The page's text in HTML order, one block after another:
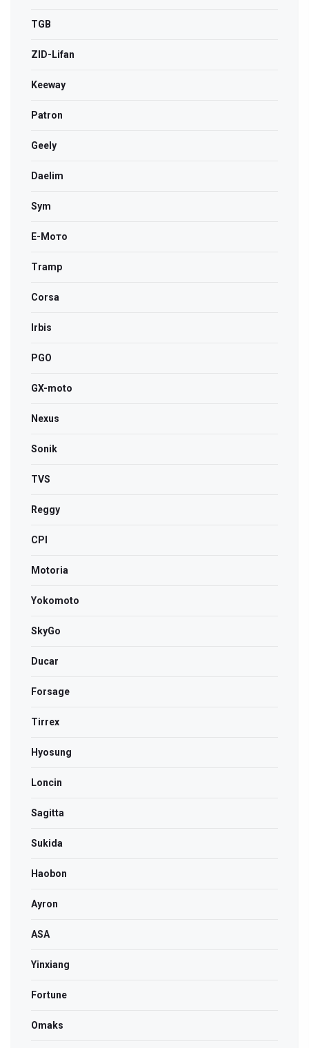
TGB
ZID-Lifan
Keeway
Patron
Geely
Daelim
Sym
Е-Мото
Tramp
Corsa
Irbis
PGO
GX-moto
Nexus
Sonik
TVS
Reggy
CPI
Motoria
Yokomoto
SkyGo
Ducar
Forsage
Tirrex
Hyosung
Loncin
Sagitta
Sukida
Haobon
Ayron
ASA
Yinxiang
Fortune
Omaks